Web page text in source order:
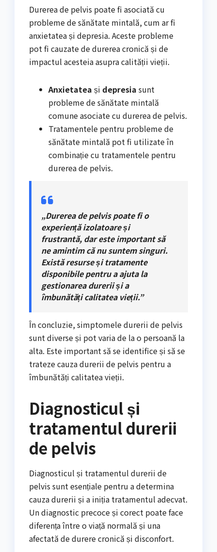
Durerea de pelvis poate fi asociată cu
probleme de sănătate mintală, cum ar fi
anxietatea și depresia. Aceste probleme
pot fi cauzate de durerea cronică și de
impactul acesteia asupra calității vieții.
Anxietatea și depresia sunt
probleme de sănătate mintală
comune asociate cu durerea de pelvis.
Tratamentele pentru probleme de
sănătate mintală pot fi utilizate în
combinație cu tratamentele pentru
durerea de pelvis.
„Durerea de pelvis poate fi o
experiență izolatoare și
frustrantă, dar este important să
ne amintim că nu suntem singuri.
Există resurse și tratamente
disponibile pentru a ajuta la
gestionarea durerii și a
îmbunătăți calitatea vieții.”
În concluzie, simptomele durerii de pelvis
sunt diverse și pot varia de la o persoană la
alta. Este important să se identifice și să se
trateze cauza durerii de pelvis pentru a
îmbunătăți calitatea vieții.
Diagnosticul și
tratamentul durerii
de pelvis
Diagnosticul și tratamentul durerii de
pelvis sunt esențiale pentru a determina
cauza durerii și a iniția tratamentul adecvat.
Un diagnostic precoce și corect poate face
diferența între o viață normală și una
afectată de durere cronică și disconfort.